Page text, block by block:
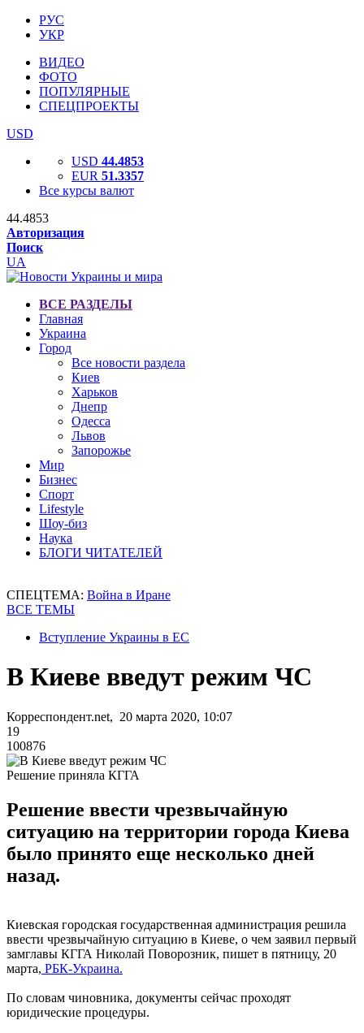
РУС
УКР
ВИДЕО
ФОТО
ПОПУЛЯРНЫЕ
СПЕЦПРОЕКТЫ
USD
USD 44.4853
EUR 51.3357
Все курсы валют
44.4853
Авторизация
Поиск
UA
ВСЕ РАЗДЕЛЫ
Главная
Украина
Город
Все новости раздела
Киев
Харьков
Днепр
Одесса
Львов
Запорожье
Мир
Бизнес
Спорт
Lifestyle
Шоу-биз
Наука
БЛОГИ ЧИТАТЕЛЕЙ
СПЕЦТЕМА: Война в Иране
ВСЕ ТЕМЫ
Вступление Украины в ЕС
В Киеве введут режим ЧС
Корреспондент.net, 20 марта 2020, 10:07
19
100876
Решение приняла КГГА
Решение ввести чрезвычайную
ситуацию на территории города Киева
было принято еще несколько дней
назад.
Киевская городская государственная администрация решила
ввести чрезвычайную ситуацию в Киеве, о чем заявил первый
замглавы КГГА Николай Поворозник, пишет в пятницу, 20
марта, РБК-Украина.
По словам чиновника, документы сейчас проходят
юридические процедуры.